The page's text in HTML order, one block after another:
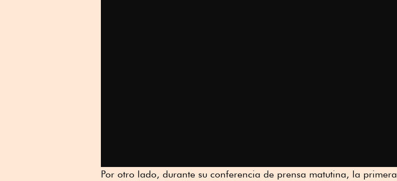
Por otro lado, durante su conferencia de prensa matutina, la primera